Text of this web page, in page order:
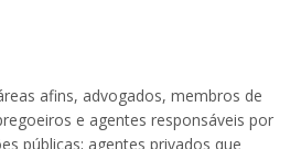
afins, advogados, membros de
e agentes responsáveis por
públicas; agentes privados que